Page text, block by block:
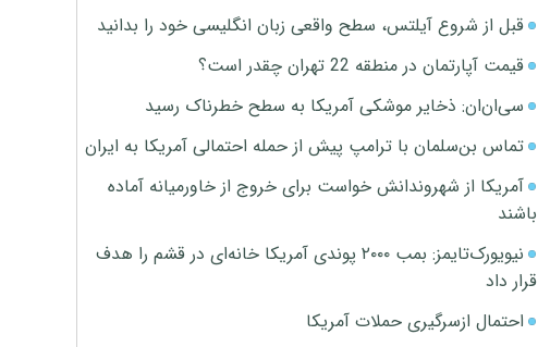
قبل از شروع آیلتس، سطح واقعی زبان انگلیسی خود را بدانید
قیمت آپارتمان در منطقه 22 تهران چقدر است؟
سی‌ان‌ان: ذخایر موشکی آمریکا به سطح خطرناک رسید
تماس بن‌سلمان با ترامپ پیش از حمله احتمالی آمریکا به ایران
آمریکا از شهروندانش خواست برای خروج از خاورمیانه آماده
باشند
نیویورک‌تایمز: بمب ۲۰۰۰ پوندی آمریکا خانه‌ای در قشم را هدف
قرار داد
احتمال ازسرگیری حملات آمریکا